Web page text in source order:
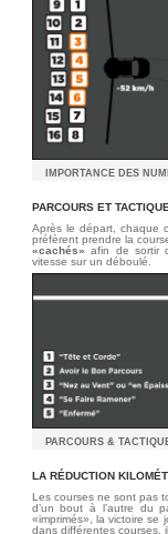
IMPORTANCE DES
PARCOURS ET
Après le départ, chaque
préfèrent prendre la
«cachés» afin de sortir
vitesse sur un déboulé.
PARCOURS &
LA RÉDUCTION
Les courses ne sont pas
d’un bout à l’autre du
«imprimés», la victoire se
dans différentes courses,